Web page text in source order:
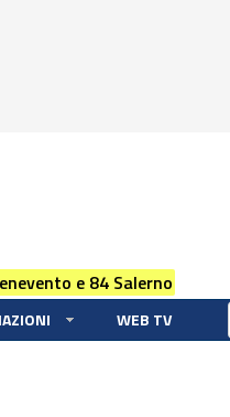
e 84 Salerno
WEB TV